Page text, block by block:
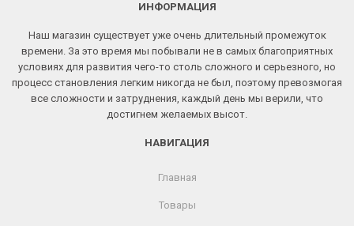
ИНФОРМАЦИЯ
Наш магазин существует уже очень длительный промежуток
времени. За это время мы побывали не в самых благоприятных
условиях для развития чего-то столь сложного и серьезного, но
процесс становления легким никогда не был, поэтому превозмогая
все сложности и затруднения, каждый день мы верили, что
достигнем желаемых высот.
НАВИГАЦИЯ
Главная
Товары